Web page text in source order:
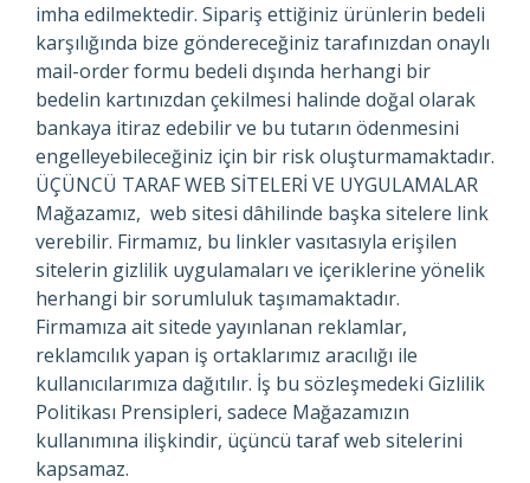
imha edilmektedir. Sipariş ettiğiniz ürünlerin bedeli
karşılığında bize göndereceğiniz tarafınızdan onaylı
mail-order formu bedeli dışında herhangi bir
bedelin kartınızdan çekilmesi halinde doğal olarak
bankaya itiraz edebilir ve bu tutarın ödenmesini
engelleyebileceğiniz için bir risk oluşturmamaktadır.
ÜÇÜNCÜ TARAF WEB SİTELERİ VE UYGULAMALAR
Mağazamız, web sitesi dâhilinde başka sitelere link
verebilir. Firmamız, bu linkler vasıtasıyla erişilen
sitelerin gizlilik uygulamaları ve içeriklerine yönelik
herhangi bir sorumluluk taşımamaktadır.
Firmamıza ait sitede yayınlanan reklamlar,
reklamcılık yapan iş ortaklarımız aracılığı ile
kullanıcılarımıza dağıtılır. İş bu sözleşmedeki Gizlilik
Politikası Prensipleri, sadece Mağazamızın
kullanımına ilişkindir, üçüncü taraf web sitelerini
kapsamaz.